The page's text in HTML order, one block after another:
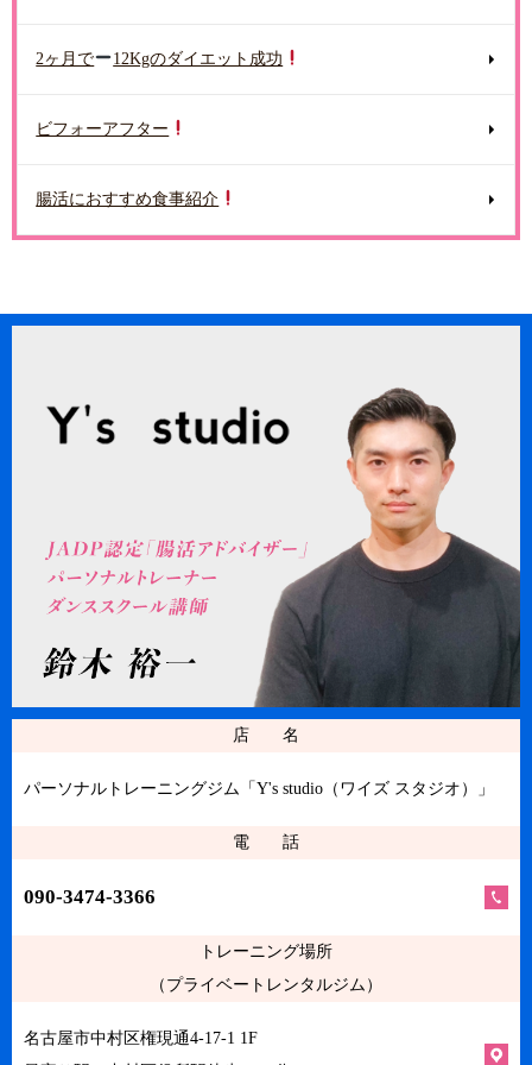
2ヶ月で 12Kgのダイエット成功
ビフォーアフター
腸活におすすめ食事紹介
店 名
パーソナルトレーニングジム「Y's studio（ワイズ スタジオ）」
電 話
090-3474-3366
トレーニング場所
（プライベートレンタルジム）
名古屋市中村区権現通4-17-1 1F